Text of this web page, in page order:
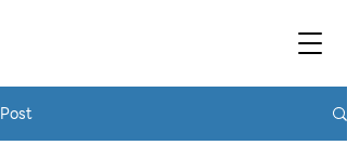
Post